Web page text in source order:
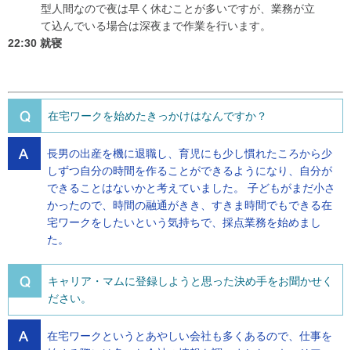
型人間なので夜は早く休むことが多いですが、業務が立
て込んでいる場合は深夜まで作業を行います。
22:30 就寝
在宅ワークを始めたきっかけはなんですか？
長男の出産を機に退職し、育児にも少し慣れたころから少
しずつ自分の時間を作ることができるようになり、自分が
できることはないかと考えていました。 子どもがまだ小さ
かったので、時間の融通がきき、すきま時間でもできる在
宅ワークをしたいという気持ちで、採点業務を始めまし
た。
キャリア・マムに登録しようと思った決め手をお聞かせく
ださい。
在宅ワークというとあやしい会社も多くあるので、仕事を